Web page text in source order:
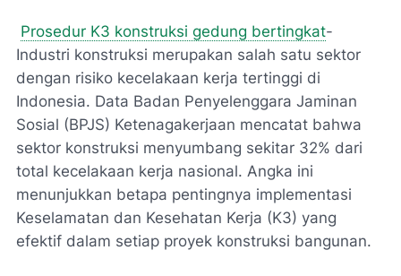
Prosedur K3 konstruksi gedung bertingkat-
Industri konstruksi merupakan salah satu sektor
dengan risiko kecelakaan kerja tertinggi di
Indonesia. Data Badan Penyelenggara Jaminan
Sosial (BPJS) Ketenagakerjaan mencatat bahwa
sektor konstruksi menyumbang sekitar 32% dari
total kecelakaan kerja nasional. Angka ini
menunjukkan betapa pentingnya implementasi
Keselamatan dan Kesehatan Kerja (K3) yang
efektif dalam setiap proyek konstruksi bangunan.